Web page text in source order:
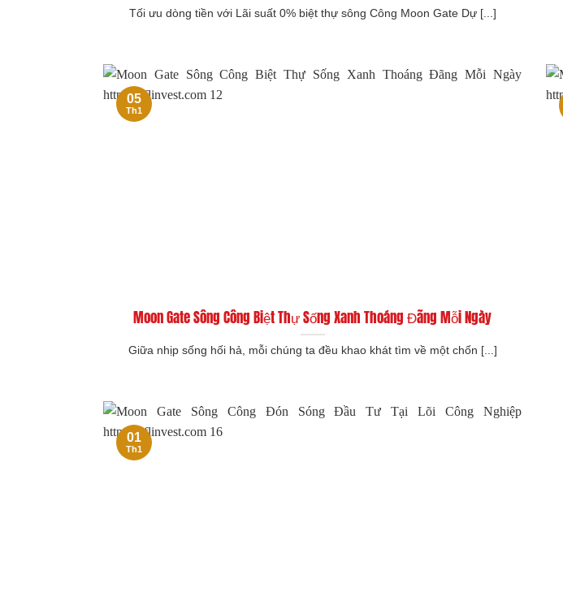
Tối ưu dòng tiền với Lãi suất 0% biệt thự sông Công Moon Gate Dự [...]
Moon Gate Sông Công Biệt Thự Sống Xanh Thoáng Đãng Mỗi Ngày
Giữa nhịp sống hối hả, mỗi chúng ta đều khao khát tìm về một chốn [...]
05
Th1
01
Th1